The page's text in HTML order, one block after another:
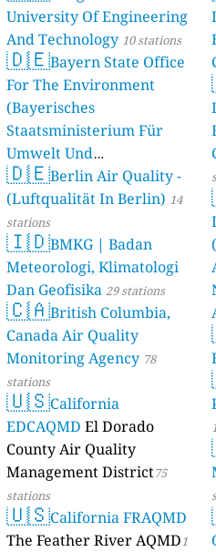
University Of Engineering
And Technology 10 stations
🇩🇪Bayern State Office
For The Environment
(Bayerisches
Staatsministerium Für
Umwelt Und
Verbraucherschutz) - LfU
46 stations
🇩🇪Berlin Air Quality -
(Luftqualität In Berlin) 14
stations
🇮🇩BMKG | Badan
Meteorologi, Klimatologi
Dan Geofisika 29 stations
🇨🇦British Columbia,
Canada Air Quality
Monitoring Agency 78
stations
🇺🇸California
EDCAQMD El Dorado
County Air Quality
Management District75
stations
🇺🇸California FRAQMD
The Feather River AQMD1